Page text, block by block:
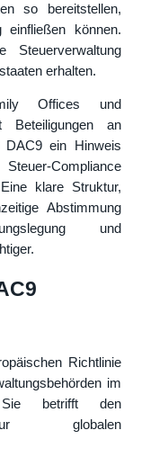
so bereitstellen,
können.
Steuerverwaltung
erhalten.
Offices und
Beteiligungen an
DAC9 ein Hinweis
Compliance
klare Struktur,
Abstimmung
und
Richtlinie
im
betrifft den
zur globalen